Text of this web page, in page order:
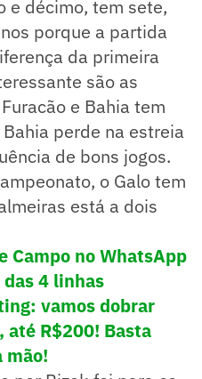
e décimo, tem sete,
porque a partida
da primeira
são as
e Bahia tem
perde na estreia
de bons jogos.
o Galo tem
está a dois
Campo no WhatsApp
4 linhas
vamos dobrar
R$200! Basta
mão!